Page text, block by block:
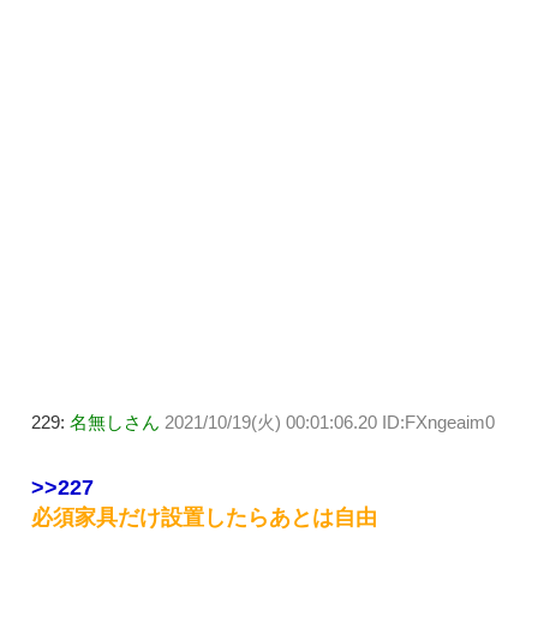
229: 名無しさん 2021/10/19(火) 00:01:06.20 ID:FXngeaim0
>>227
必須家具だけ設置したらあとは自由